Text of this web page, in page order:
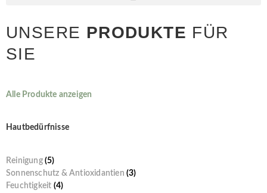
UNSERE PRODUKTE FÜR
SIE
Alle Produkte anzeigen
Hautbedürfnisse
Reinigung (5)
Sonnenschutz & Antioxidantien (3)
Feuchtigkeit (4)